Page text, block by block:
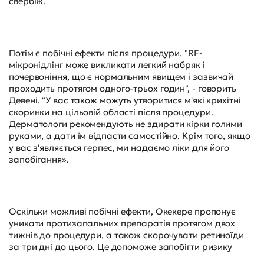
Потім є побічні ефекти після процедури. "RF-
мікронідлінг може викликати легкий набряк і
почервоніння, що є нормальним явищем і зазвичай
проходить протягом одного-трьох годин", - говорить
Девені. "У вас також можуть утворитися м'які крихітні
скоринки на цільовій області після процедури.
Дерматологи рекомендують не здирати кірки голими
руками, а дати їм відпасти самостійно. Крім того, якщо
у вас з'являється герпес, ми надаємо ліки для його
запобігання».
Оскільки можливі побічні ефекти, Окекере пропонує
уникати протизапальних препаратів протягом двох
тижнів до процедури, а також скорочувати ретиноїди
за три дні до цього. Це допоможе запобігти ризику